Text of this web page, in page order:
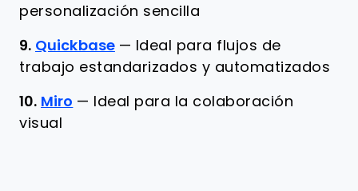
personalización sencilla
9. Quickbase — Ideal para flujos de
trabajo estandarizados y automatizados
10. Miro —
Ideal para la colaboración
visual